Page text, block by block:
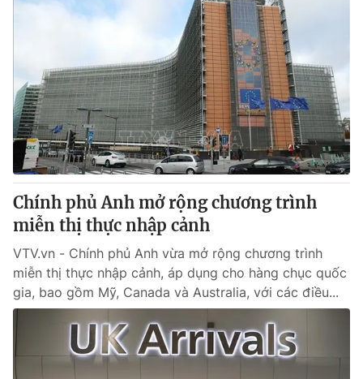
Chính phủ Anh mở rộng chương trình
miễn thị thực nhập cảnh
VTV.vn - Chính phủ Anh vừa mở rộng chương trình
miễn thị thực nhập cảnh, áp dụng cho hàng chục quốc
gia, bao gồm Mỹ, Canada và Australia, với các điều...